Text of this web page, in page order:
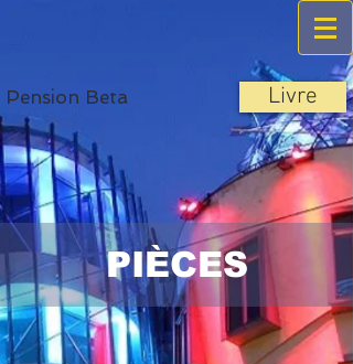
Pension Beta Livre
PIÈCES